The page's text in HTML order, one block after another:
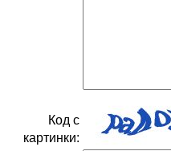
Код с
картинки: